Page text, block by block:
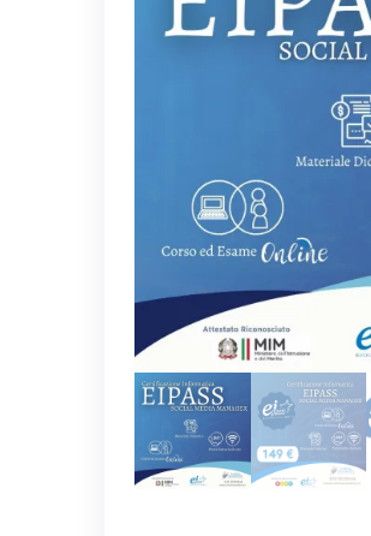
EIPASS PERSONALE ATA